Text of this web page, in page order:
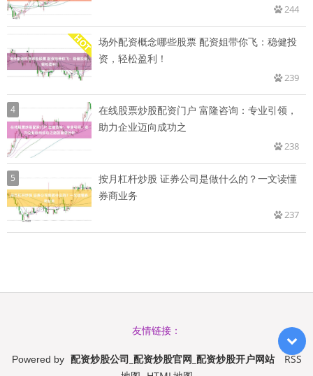
244
场外配资概念哪些股票 配资姐带你飞：稳健投
资，轻松盈利！
239
4
在线股票炒股配资门户 富隆咨询：专业引领，
助力企业迈向成功之
238
5
按月杠杆炒股 证券公司是做什么的？一文读懂
券商业务
237
友情链接：
Powered by 配资炒股公司_配资炒股官网_配资炒股开户网站
RSS